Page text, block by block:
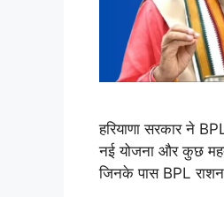
हरियाणा सरकार ने
नई योजना और कुछ
जिनके पास BPL